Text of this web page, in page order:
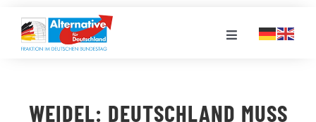
Inhalt
springen
Toggle
WEIDEL: DEUTSCHLAND MUSS